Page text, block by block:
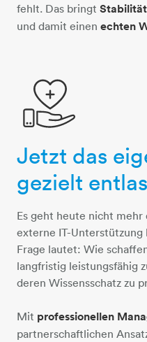
fehlt. Das bringt
und damit einen echten
Jetzt das
gezielt
Es geht heute nicht
externe IT-
Frage lautet: Wie
langfristig leistungsfähig
deren Wissensschatz zu
Mit professionellen
partnerschaftlichen